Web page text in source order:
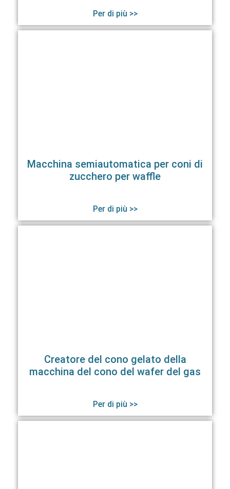
Per di più >>
Macchina semiautomatica per coni di
zucchero per waffle
Per di più >>
Creatore del cono gelato della
macchina del cono del wafer del gas
Per di più >>